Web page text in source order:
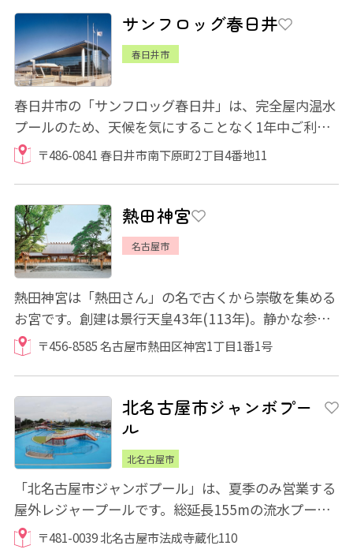
サンフロッグ春日井
春日井市
春日井市の「サンフロッグ春日井」は、完全屋内温水
プールのため、天候を気にすることなく1年中ご利用
いただけるプールです。 流水プールや大小異...
〒486-0841 春日井市南下原町2丁目4番地11
熱田神宮
名古屋市
熱田神宮は「熱田さん」の名で古くから崇敬を集める
お宮です。創建は景行天皇43年(113年)。静かな参道
を拝殿目指して歩くだけで、身が清められるよ...
〒456-8585 名古屋市熱田区神宮1丁目1番1号
北名古屋市ジャンボプー
ル
北名古屋市
「北名古屋市ジャンボプール」は、夏季のみ営業する
屋外レジャープールです。総延長155mの流水プール
や全長56mスライダーを備えたスライダープール...
〒481-0039 北名古屋市法成寺蔵化110